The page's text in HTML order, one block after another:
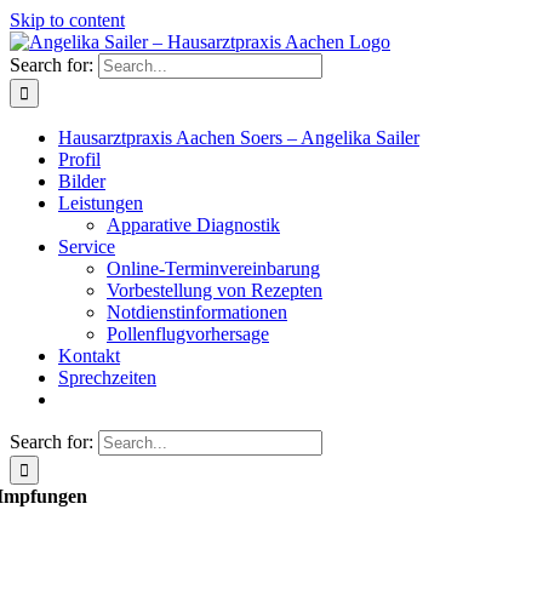
Skip to content
Search for:
Hausarztpraxis Aachen Soers – Angelika Sailer
Profil
Bilder
Leistungen
Apparative Diagnostik
Service
Online-Terminvereinbarung
Vorbestellung von Rezepten
Notdienstinformationen
Pollenflugvorhersage
Kontakt
Sprechzeiten
Search for: